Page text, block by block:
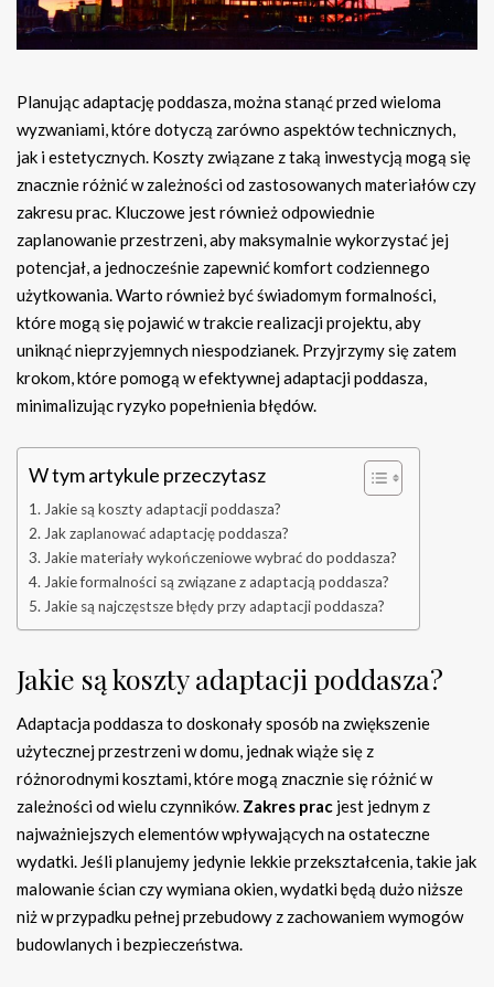
Planując adaptację poddasza, można stanąć przed wieloma
wyzwaniami, które dotyczą zarówno aspektów technicznych,
jak i estetycznych. Koszty związane z taką inwestycją mogą się
znacznie różnić w zależności od zastosowanych materiałów czy
zakresu prac. Kluczowe jest również odpowiednie
zaplanowanie przestrzeni, aby maksymalnie wykorzystać jej
potencjał, a jednocześnie zapewnić komfort codziennego
użytkowania. Warto również być świadomym formalności,
które mogą się pojawić w trakcie realizacji projektu, aby
uniknąć nieprzyjemnych niespodzianek. Przyjrzymy się zatem
krokom, które pomogą w efektywnej adaptacji poddasza,
minimalizując ryzyko popełnienia błędów.
W tym artykule przeczytasz
Jakie są koszty adaptacji poddasza?
Jak zaplanować adaptację poddasza?
Jakie materiały wykończeniowe wybrać do poddasza?
Jakie formalności są związane z adaptacją poddasza?
Jakie są najczęstsze błędy przy adaptacji poddasza?
Jakie są koszty adaptacji poddasza?
Adaptacja poddasza to doskonały sposób na zwiększenie
użytecznej przestrzeni w domu, jednak wiąże się z
różnorodnymi kosztami, które mogą znacznie się różnić w
zależności od wielu czynników. Zakres prac jest jednym z
najważniejszych elementów wpływających na ostateczne
wydatki. Jeśli planujemy jedynie lekkie przekształcenia, takie jak
malowanie ścian czy wymiana okien, wydatki będą dużo niższe
niż w przypadku pełnej przebudowy z zachowaniem wymogów
budowlanych i bezpieczeństwa.